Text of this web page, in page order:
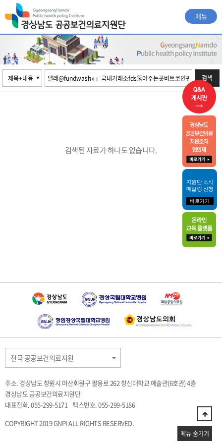
메뉴
검색
검색된 자료가 하나도 없습니다.
전국 공공보건의료지원
주소. 경상남도 창원시 마산회원구 팔용로 262 창신대학교 예술관(6호관) 4층
경상남도 공공보건의료지원단
대표전화. 055-299-5171 팩스번호. 055-299-5186
COPYRIGHT 2019 GNPI ALL RIGHTS RESERVED.
지원단 소식
메일링 신청
바로가기
메뉴 숨기기